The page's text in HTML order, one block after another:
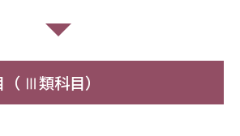
Ⅲ類科目）